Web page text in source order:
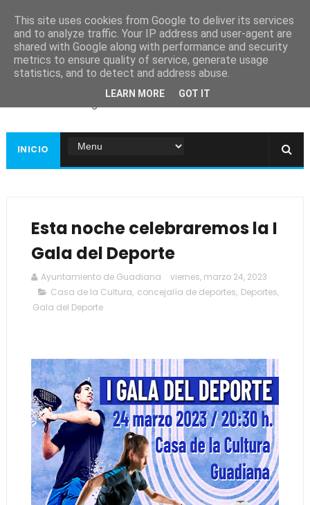
Ayuntamiento de
Guadiana
INICIO
Esta noche celebraremos la I
Gala del Deporte
Ayuntamiento de Guadiana
viernes, marzo 24, 2023
Casa de la Cultura, concejalía de deportes, Deportes,
Gala del Deporte
This site uses cookies from Google to deliver its services
and to analyze traffic. Your IP address and user-agent are
shared with Google along with performance and security
metrics to ensure quality of service, generate usage
statistics, and to detect and address abuse.
LEARN MORE GOT IT